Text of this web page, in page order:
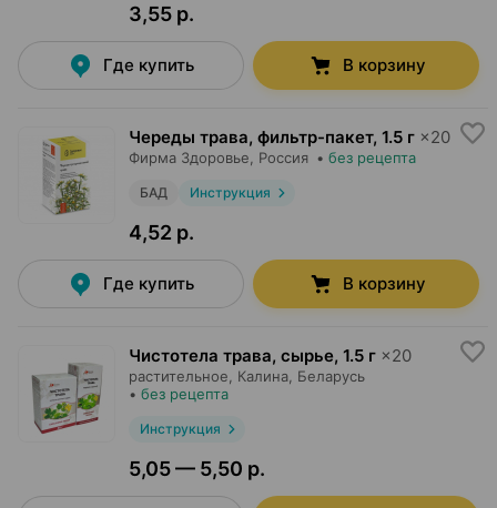
3,55 р.
Где купить В корзину
Череды трава, фильтр-пакет, 1.5 г ×20
Фирма Здоровье , Россия • без рецепта
БАД Инструкция
4,52 р.
Где купить В корзину
Чистотела трава, сырье, 1.5 г ×20
растительное, Калина , Беларусь
• без рецепта
Инструкция
5,05 — 5,50 р.